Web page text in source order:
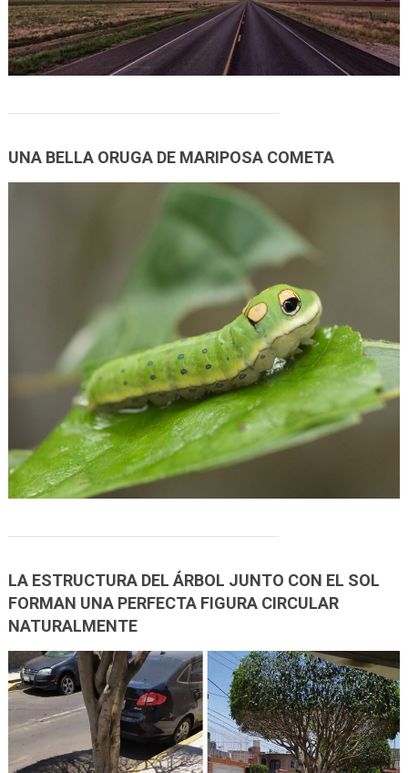
UNA BELLA ORUGA DE MARIPOSA COMETA
LA ESTRUCTURA DEL ÁRBOL JUNTO CON EL SOL
FORMAN UNA PERFECTA FIGURA CIRCULAR
NATURALMENTE